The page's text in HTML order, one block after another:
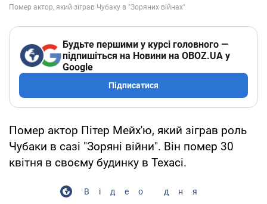
Будьте першими у курсі головного —
підпишіться на Новини на OBOZ.UA у
Google
Підписатися
Помер актор Пітер Мейх'ю, який зіграв роль
Чубаки в сазі "Зоряні війни". Він помер 30
квітня в своєму будинку в Техасі.
Відео дня